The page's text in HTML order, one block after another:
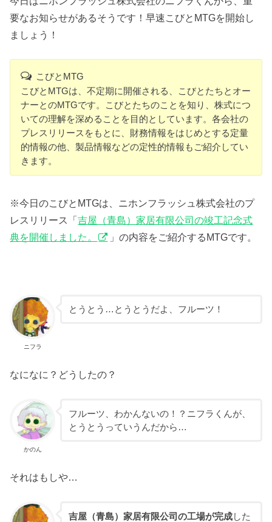
要なお知らせがあるそうです！早速こびとMTGを開始し
ましょう！
こびとMTG
こびとMTGは、不定期に開催される、こびとたちとオー
ナーとのMTGです。こびとたちのことを知り、株式につ
いての理解を深めることを目的としています。各会社の
プレスリリースをもとに、財務情報をはじめとする定量
的情報の他、製品情報などの定性的情報もご紹介してい
きます。
※今日のこびとMTGは、ニホンフラッシュ株式会社のプ
レスリリース「吉屋（青島）家居有限公司の竣工記念式
典を開催しました。
」の内容をご紹介するMTGです。
ニフラ
とうとう…とうとうだよ、フルーツ！
なになに？どうしたの？
かのん
フルーツ、わかんないの！？ニフラくんが、
とうとうっていうんだから…
それはもしや…
吉屋（青島）家居有限公司の工場が完成した